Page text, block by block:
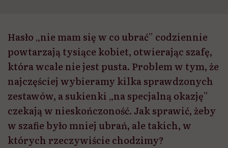
Hasło „nie mam się w co ubrać” codziennie
powtarzają tysiące kobiet, otwierając szafę,
która wcale nie jest pusta. Problem w tym, że
najczęściej wybieramy kilka sprawdzonych
zestawów, a sukienki „na specjalną okazję”
czekają w nieskończoność. Jak sprawić, żeby
w szafie było mniej ubrań, ale takich, w
których rzeczywiście chodzimy?